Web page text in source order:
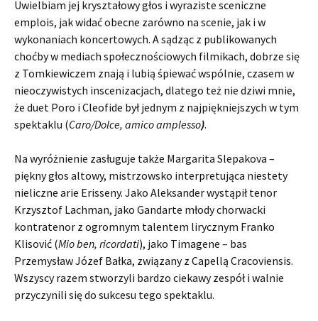
Uwielbiam jej kryształowy głos i wyraziste sceniczne
emplois, jak widać obecne zarówno na scenie, jak i w
wykonaniach koncertowych. A sądząc z publikowanych
choćby w mediach społecznościowych filmikach, dobrze się
z Tomkiewiczem znają i lubią śpiewać wspólnie, czasem w
nieoczywistych inscenizacjach, dlatego też nie dziwi mnie,
że duet Poro i Cleofide był jednym z najpiękniejszych w tym
spektaklu (Caro/Dolce, amico amplesso).
Na wyróżnienie zasługuje także Margarita Slepakova –
piękny głos altowy, mistrzowsko interpretująca niestety
nieliczne arie Erisseny. Jako Aleksander wystąpił tenor
Krzysztof Lachman, jako Gandarte młody chorwacki
kontratenor z ogromnym talentem lirycznym Franko
Klisović (Mio ben, ricordati), jako Timagene – bas
Przemysław Józef Bałka, związany z Capellą Cracoviensis.
Wszyscy razem stworzyli bardzo ciekawy zespół i walnie
przyczynili się do sukcesu tego spektaklu.